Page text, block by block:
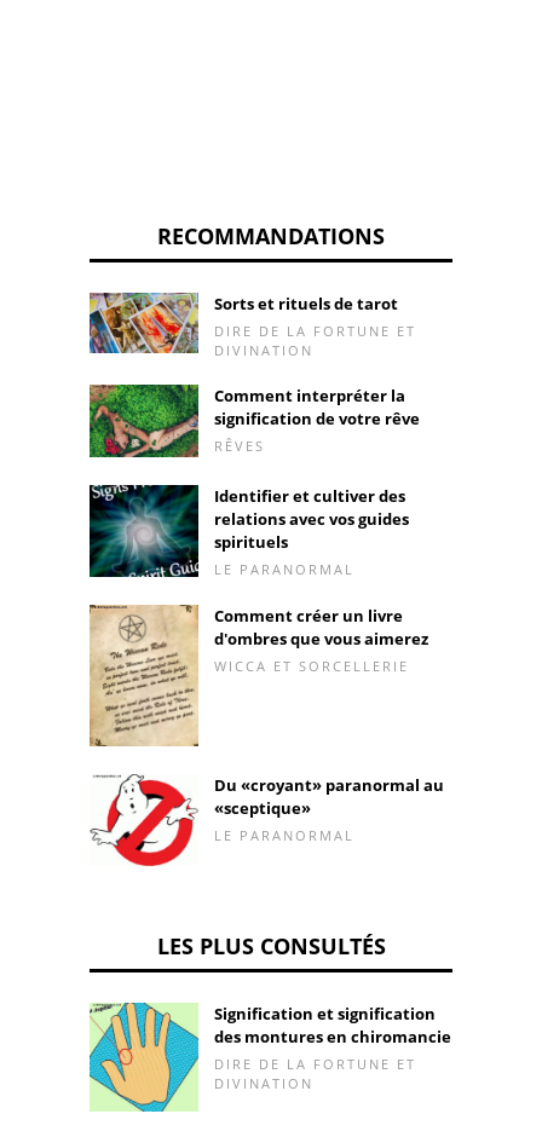
RECOMMANDATIONS
Sorts et rituels de tarot
DIRE DE LA FORTUNE ET
DIVINATION
Comment interpréter la
signification de votre rêve
RÊVES
Identifier et cultiver des
relations avec vos guides
spirituels
LE PARANORMAL
Comment créer un livre
d'ombres que vous aimerez
WICCA ET SORCELLERIE
Du «croyant» paranormal au
«sceptique»
LE PARANORMAL
LES PLUS CONSULTÉS
Signification et signification
des montures en chiromancie
DIRE DE LA FORTUNE ET
DIVINATION